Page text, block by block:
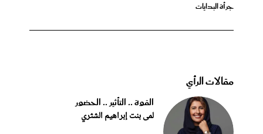
جرأة البدايات
مقالات الرأي
القوة .. التأثير .. الحضور
لمى بنت إبراهيم الشثري